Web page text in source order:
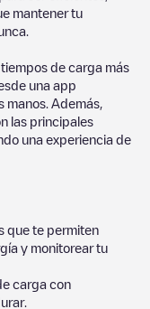
mantener tu
de carga más
una app
Además,
las principales
una experiencia de
que te permiten
y monitorear tu
carga con